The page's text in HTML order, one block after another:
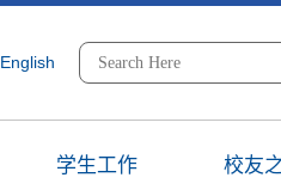
English
学生工作 校友